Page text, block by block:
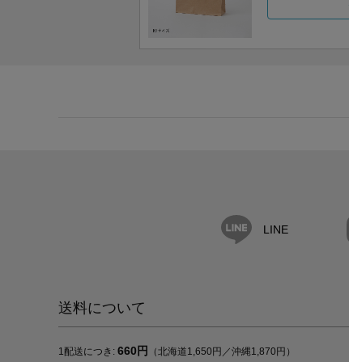
LINE
送料について
1配送につき: 660円 （北海道1,650円／沖縄1,870円）